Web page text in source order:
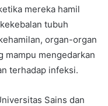
mereka hamil
tubuh
organ-organ
mampu mengedarkan
terhadap infeksi.
Sains dan